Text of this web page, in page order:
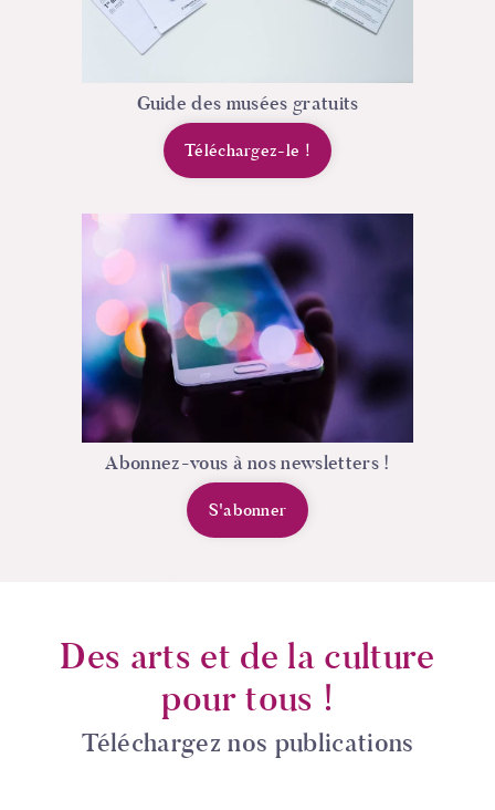
Guide des musées gratuits
Téléchargez-le !
Abonnez-vous à nos newsletters !
S'abonner
Des arts et de la culture
pour tous !
Téléchargez nos publications